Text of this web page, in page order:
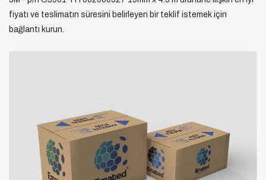
fiyatı ve teslimatın süresini belirleyen bir teklif istemek için
bağlantı kurun.